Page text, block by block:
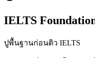
IELTS
ปูพื้นฐานก่อนติว IELTS